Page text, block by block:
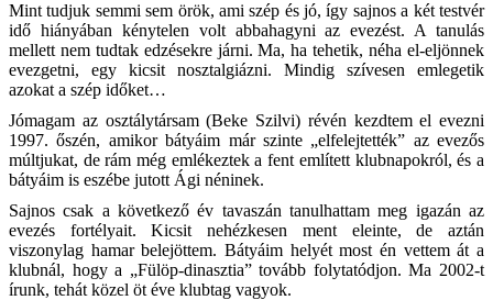
Mint tudjuk semmi sem örök, ami szép és jó, így sajnos a két testvér
idő hiányában kénytelen volt abbahagyni az evezést. A tanulás
mellett nem tudtak edzésekre járni. Ma, ha tehetik, néha el-eljönnek
evezgetni, egy kicsit nosztalgiázni. Mindig szívesen emlegetik
azokat a szép időket…
Jómagam az osztálytársam (Beke Szilvi) révén kezdtem el evezni
1997. őszén, amikor bátyáim már szinte „elfelejtették” az evezős
múltjukat, de rám még emlékeztek a fent említett klubnapokról, és a
bátyáim is eszébe jutott Ági néninek.
Sajnos csak a következő év tavaszán tanulhattam meg igazán az
evezés fortélyait. Kicsit nehézkesen ment eleinte, de aztán
viszonylag hamar belejöttem. Bátyáim helyét most én vettem át a
klubnál, hogy a „Fülöp-dinasztia” tovább folytatódjon. Ma 2002-t
írunk, tehát közel öt éve klubtag vagyok.